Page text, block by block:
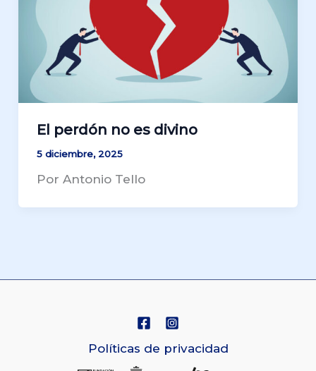
El perdón no es divino
5 diciembre, 2025
Por Antonio Tello
Políticas de privacidad